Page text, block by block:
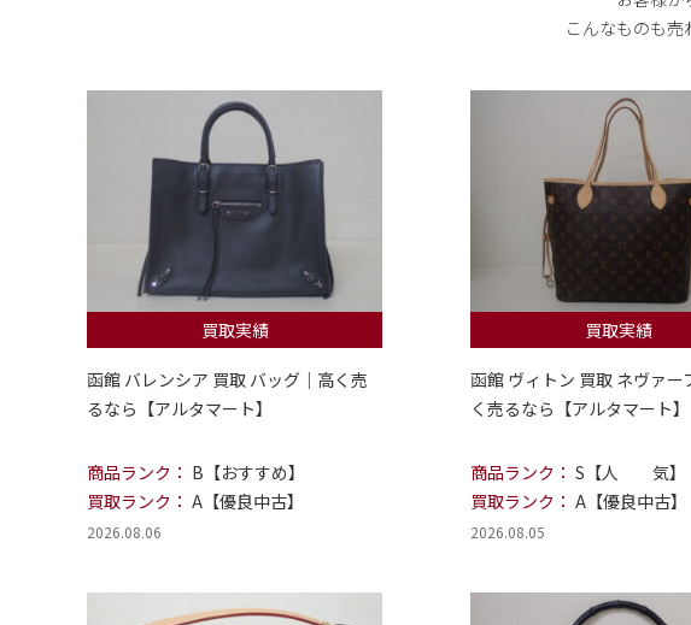
こんなものも売
買取実績
函館 バレンシア 買取 バッグ｜高く売
るなら【アルタマート】
商品ランク： B【おすすめ】
買取ランク： A【優良中古】
2026.08.06
買取実績
函館 ヴィトン 買取 ネヴァー
く売るなら【アルタマート】
商品ランク： S【人 気】
買取ランク： A【優良中古】
2026.08.05